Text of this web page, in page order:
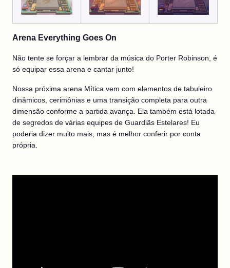
Arena Everything Goes On
Não tente se forçar a lembrar da música do Porter Robinson, é
só equipar essa arena e cantar junto!
Nossa próxima arena Mítica vem com elementos de tabuleiro
dinâmicos, cerimônias e uma transição completa para outra
dimensão conforme a partida avança. Ela também está lotada
de segredos de várias equipes de Guardiãs Estelares! Eu
poderia dizer muito mais, mas é melhor conferir por conta
própria.